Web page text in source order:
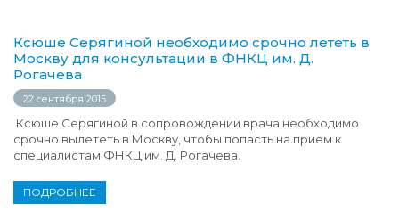
Ксюше Серягиной необходимо срочно лететь в
Москву для консультации в ФНКЦ им. Д.
Рогачева
22 сентября 2015
Ксюше Серягиной в сопровождении врача необходимо
срочно вылететь в Москву, чтобы попасть на прием к
специалистам ФНКЦ им. Д. Рогачева.
ПОДРОБНЕЕ